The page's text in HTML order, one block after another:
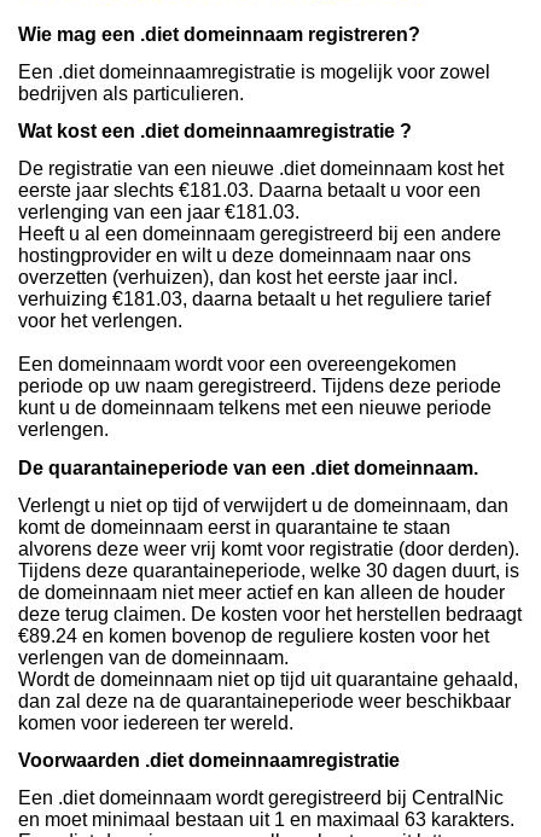
Wie mag een .diet domeinnaam registreren?
Een .diet domeinnaamregistratie is mogelijk voor zowel
bedrijven als particulieren.
Wat kost een .diet domeinnaamregistratie ?
De registratie van een nieuwe .diet domeinnaam kost het
eerste jaar slechts €181.03. Daarna betaalt u voor een
verlenging van een jaar €181.03.
Heeft u al een domeinnaam geregistreerd bij een andere
hostingprovider en wilt u deze domeinnaam naar ons
overzetten (verhuizen), dan kost het eerste jaar incl.
verhuizing €181.03, daarna betaalt u het reguliere tarief
voor het verlengen.
Een domeinnaam wordt voor een overeengekomen
periode op uw naam geregistreerd. Tijdens deze periode
kunt u de domeinnaam telkens met een nieuwe periode
verlengen.
De quarantaineperiode van een .diet domeinnaam.
Verlengt u niet op tijd of verwijdert u de domeinnaam, dan
komt de domeinnaam eerst in quarantaine te staan
alvorens deze weer vrij komt voor registratie (door derden).
Tijdens deze quarantaineperiode, welke 30 dagen duurt, is
de domeinnaam niet meer actief en kan alleen de houder
deze terug claimen. De kosten voor het herstellen bedraagt
€89.24 en komen bovenop de reguliere kosten voor het
verlengen van de domeinnaam.
Wordt de domeinnaam niet op tijd uit quarantaine gehaald,
dan zal deze na de quarantaineperiode weer beschikbaar
komen voor iedereen ter wereld.
Voorwaarden .diet domeinnaamregistratie
Een .diet domeinnaam wordt geregistreerd bij CentralNic
en moet minimaal bestaan uit 1 en maximaal 63 karakters.